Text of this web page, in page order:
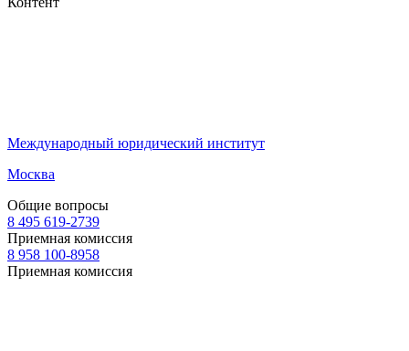
Международный юридический институт
Москва
Общие вопросы
8 495 619-2739
Приемная комиссия
8 958 100-8958
Приемная комиссия